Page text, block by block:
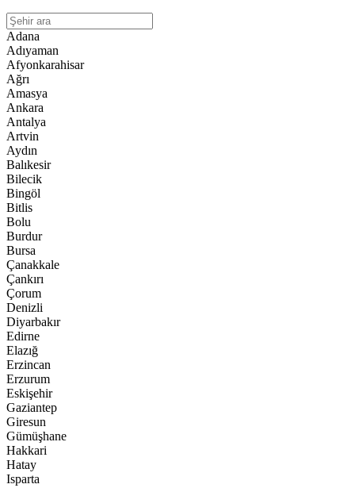
Adana
Adıyaman
Afyonkarahisar
Ağrı
Amasya
Ankara
Antalya
Artvin
Aydın
Balıkesir
Bilecik
Bingöl
Bitlis
Bolu
Burdur
Bursa
Çanakkale
Çankırı
Çorum
Denizli
Diyarbakır
Edirne
Elazığ
Erzincan
Erzurum
Eskişehir
Gaziantep
Giresun
Gümüşhane
Hakkari
Hatay
Isparta